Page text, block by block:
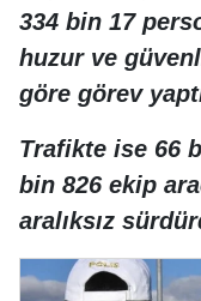
334 bin 17
huzur ve
göre görev
Trafikte ise 66
bin 826 ekip
aralıksız